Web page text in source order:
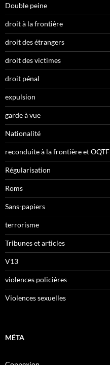
Double peine
droit à la frontière
droit des étrangers
droit des victimes
droit pénal
expulsion
garde à vue
Nationalité
reconduite à la frontière et OQTF
Régularisation
Roms
Sans-papiers
terrorisme
Tribunes et articles
V13
violences policières
Violences sexuelles
MÉTA